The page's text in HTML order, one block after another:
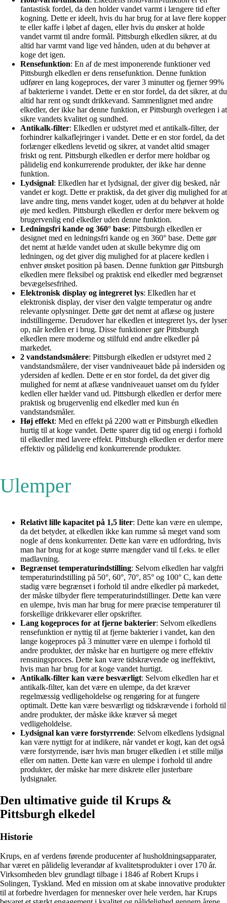
fantastisk fordel, da den holder vandet varmt i længere tid efter
kogning. Dette er ideelt, hvis du har brug for at lave flere kopper
te eller kaffe i løbet af dagen, eller hvis du ønsker at holde
vandet varmt til andre formål. Pittsburgh elkedlen sikrer, at du
altid har varmt vand lige ved hånden, uden at du behøver at
koge det igen.
Rensefunktion: En af de mest imponerende funktioner ved
Pittsburgh elkedlen er dens rensefunktion. Denne funktion
udfører en lang kogeproces, der varer 3 minutter og fjerner 99%
af bakterierne i vandet. Dette er en stor fordel, da det sikrer, at du
altid har rent og sundt drikkevand. Sammenlignet med andre
elkedler, der ikke har denne funktion, er Pittsburgh overlegen i at
sikre vandets kvalitet og sundhed.
Antikalk-filter: Elkedlen er udstyret med et antikalk-filter, der
forhindrer kalkaflejringer i vandet. Dette er en stor fordel, da det
forlænger elkedlens levetid og sikrer, at vandet altid smager
friskt og rent. Pittsburgh elkedlen er derfor mere holdbar og
pålidelig end konkurrerende produkter, der ikke har denne
funktion.
Lydsignal: Elkedlen har et lydsignal, der giver dig besked, når
vandet er kogt. Dette er praktisk, da det giver dig mulighed for at
lave andre ting, mens vandet koger, uden at du behøver at holde
øje med kedlen. Pittsburgh elkedlen er derfor mere bekvem og
brugervenlig end elkedler uden denne funktion.
Ledningsfri kande og 360° base: Pittsburgh elkedlen er
designet med en ledningsfri kande og en 360° base. Dette gør
det nemt at hælde vandet uden at skulle bekymre dig om
ledningen, og det giver dig mulighed for at placere kedlen i
enhver ønsket position på basen. Denne funktion gør Pittsburgh
elkedlen mere fleksibel og praktisk end elkedler med begrænset
bevægelsesfrihed.
Elektronisk display og integreret lys: Elkedlen har et
elektronisk display, der viser den valgte temperatur og andre
relevante oplysninger. Dette gør det nemt at aflæse og justere
indstillingerne. Derudover har elkedlen et integreret lys, der lyser
op, når kedlen er i brug. Disse funktioner gør Pittsburgh
elkedlen mere moderne og stilfuld end andre elkedler på
markedet.
2 vandstandsmålere: Pittsburgh elkedlen er udstyret med 2
vandstandsmålere, der viser vandniveauet både på indersiden og
ydersiden af kedlen. Dette er en stor fordel, da det giver dig
mulighed for nemt at aflæse vandniveauet uanset om du fylder
kedlen eller hælder vand ud. Pittsburgh elkedlen er derfor mere
praktisk og brugervenlig end elkedler med kun én
vandstandsmåler.
Høj effekt: Med en effekt på 2200 watt er Pittsburgh elkedlen
hurtig til at koge vandet. Dette sparer dig tid og energi i forhold
til elkedler med lavere effekt. Pittsburgh elkedlen er derfor mere
effektiv og pålidelig end konkurrerende produkter.
Ulemper
Relativt lille kapacitet på 1,5 liter: Dette kan være en ulempe,
da det betyder, at elkedlen ikke kan rumme så meget vand som
nogle af dens konkurrenter. Dette kan være en udfordring, hvis
man har brug for at koge større mængder vand til f.eks. te eller
madlavning.
Begrænset temperaturindstilling: Selvom elkedlen har valgfri
temperaturindstilling på 50°, 60°, 70°, 85° og 100° C, kan dette
stadig være begrænset i forhold til andre elkedler på markedet,
der måske tilbyder flere temperaturindstillinger. Dette kan være
en ulempe, hvis man har brug for mere præcise temperaturer til
forskellige drikkevarer eller opskrifter.
Lang kogeproces for at fjerne bakterier: Selvom elkedlens
rensefunktion er nyttig til at fjerne bakterier i vandet, kan den
lange kogeproces på 3 minutter være en ulempe i forhold til
andre produkter, der måske har en hurtigere og mere effektiv
rensningsproces. Dette kan være tidskrævende og ineffektivt,
hvis man har brug for at koge vandet hurtigt.
Antikalk-filter kan være besværligt: Selvom elkedlen har et
antikalk-filter, kan det være en ulempe, da det kræver
regelmæssig vedligeholdelse og rengøring for at fungere
optimalt. Dette kan være besværligt og tidskrævende i forhold til
andre produkter, der måske ikke kræver så meget
vedligeholdelse.
Lydsignal kan være forstyrrende: Selvom elkedlens lydsignal
kan være nyttigt for at indikere, når vandet er kogt, kan det også
være forstyrrende, især hvis man bruger elkedlen i et stille miljø
eller om natten. Dette kan være en ulempe i forhold til andre
produkter, der måske har mere diskrete eller justerbare
lydsignaler.
Den ultimative guide til Krups &
Pittsburgh elkedel
Historie
Krups, en af verdens førende producenter af husholdningsapparater,
har været en pålidelig leverandør af kvalitetsprodukter i over 170 år.
Virksomheden blev grundlagt tilbage i 1846 af Robert Krups i
Solingen, Tyskland. Med en mission om at skabe innovative produkter
til at forbedre hverdagen for mennesker over hele verden, har Krups